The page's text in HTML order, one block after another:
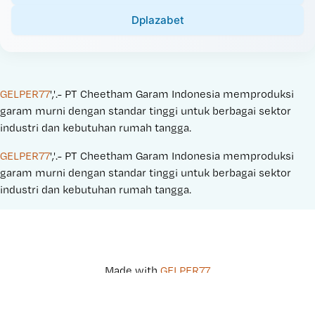
Dplazabet
GELPER77','.- PT Cheetham Garam Indonesia memproduksi
garam murni dengan standar tinggi untuk berbagai sektor
industri dan kebutuhan rumah tangga.
GELPER77','.- PT Cheetham Garam Indonesia memproduksi
garam murni dengan standar tinggi untuk berbagai sektor
industri dan kebutuhan rumah tangga.
Made with GELPER77